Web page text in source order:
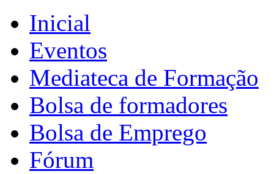
Inicial
Eventos
Mediateca de Formação
Bolsa de formadores
Bolsa de Emprego
Fórum